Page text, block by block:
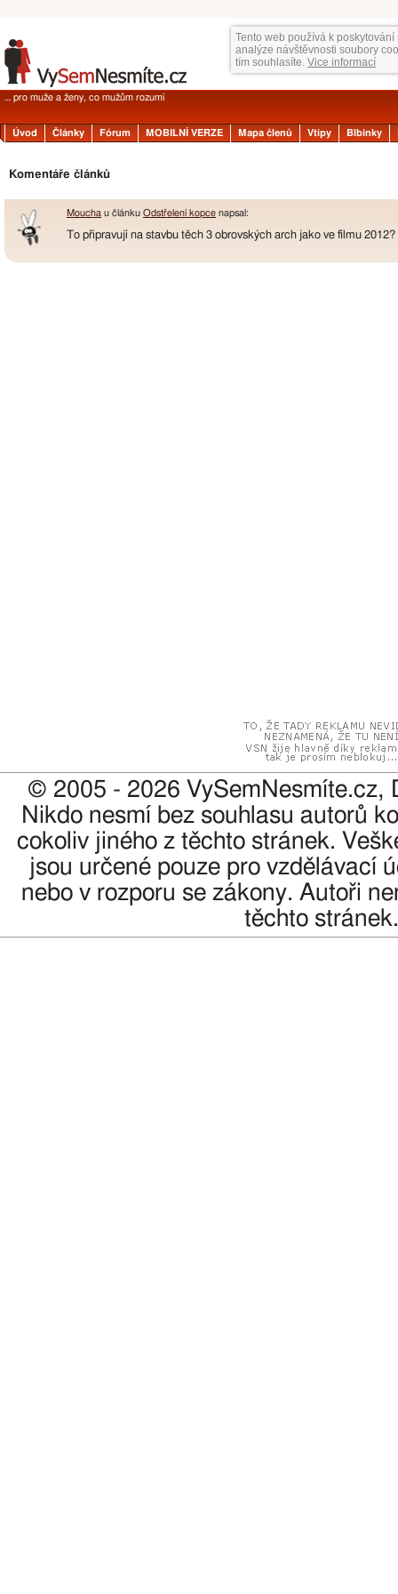
Tento web používá k
analýze návštěvnosti soubory
tím souhlasíte. Vice informací
… pro muže a ženy, co mužům rozumí
Úvod Články Fórum MOBILNÍ VERZE Mapa členů Vtipy Blbinky
Komentáře článků
Moucha u článku Odstřelení kopce napsal:
To připravují na stavbu těch 3 obrovských arch jako ve filmu 2012?
© 2005 - 2026 VySemNesmíte.cz,
Nikdo nesmí bez souhlasu autorů
cokoliv jiného z těchto stránek.
jsou určené pouze pro vzdělávací
nebo v rozporu se zákony. Autoři
těchto